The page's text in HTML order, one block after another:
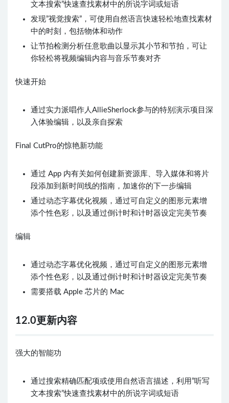
文本搜索”快速查找素材中的所说字词或短语
发现”视觉搜索”，可使用自然语言快速轻松地查找素材
中的时刻，包括物体和动作
让节拍检测分析任意歌曲以显示其小节和节拍，可让
你轻松将视频编辑内容与音乐节奏对齐
快速开始
通过实力派唱作人AllieSherlock参与的特别演示项目深
入体验编辑，以及亲自探索
Final CutPro的惊艳新功能
通过 App 内有关如何创建新资源库、导入媒体和将片
段添加到新时间线的指南，加速你的下一步编辑
通过动态字幕优化视频，通过可自定义的图形元素增
添个性色彩，以及通过倒计时和计时器设定完美节奏
编辑
通过动态字幕优化视频，通过可自定义的图形元素增
添个性色彩，以及通过倒计时和计时器设定完美节奏
需要搭载 Apple 芯片的 Mac
12.0更新内容
强大的智能功
通过搜索精确匹配项或使用自然语言描述，利用”听写
文本搜索”快速查找素材中的所说字词或短语